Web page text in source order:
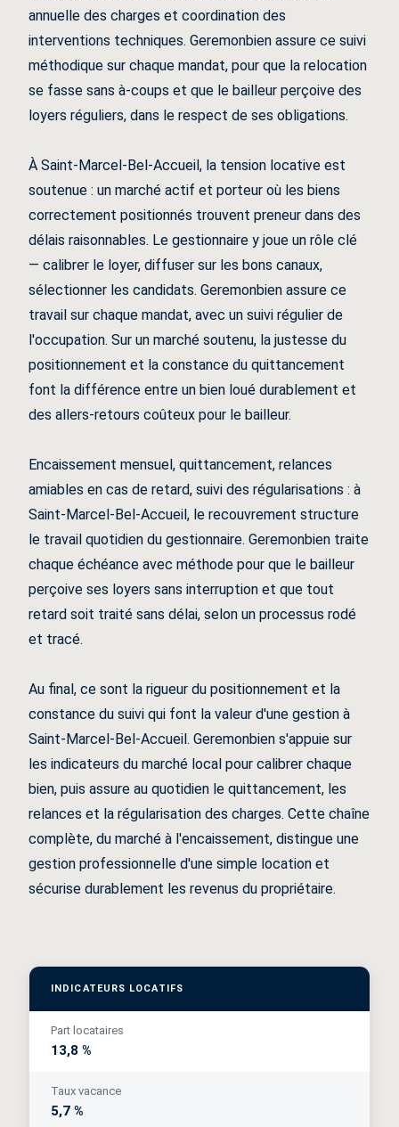
annuelle des charges et coordination des
interventions techniques. Geremonbien assure ce suivi
méthodique sur chaque mandat, pour que la relocation
se fasse sans à-coups et que le bailleur perçoive des
loyers réguliers, dans le respect de ses obligations.
À Saint-Marcel-Bel-Accueil, la tension locative est
soutenue : un marché actif et porteur où les biens
correctement positionnés trouvent preneur dans des
délais raisonnables. Le gestionnaire y joue un rôle clé
— calibrer le loyer, diffuser sur les bons canaux,
sélectionner les candidats. Geremonbien assure ce
travail sur chaque mandat, avec un suivi régulier de
l'occupation. Sur un marché soutenu, la justesse du
positionnement et la constance du quittancement
font la différence entre un bien loué durablement et
des allers-retours coûteux pour le bailleur.
Encaissement mensuel, quittancement, relances
amiables en cas de retard, suivi des régularisations : à
Saint-Marcel-Bel-Accueil, le recouvrement structure
le travail quotidien du gestionnaire. Geremonbien traite
chaque échéance avec méthode pour que le bailleur
perçoive ses loyers sans interruption et que tout
retard soit traité sans délai, selon un processus rodé
et tracé.
Au final, ce sont la rigueur du positionnement et la
constance du suivi qui font la valeur d'une gestion à
Saint-Marcel-Bel-Accueil. Geremonbien s'appuie sur
les indicateurs du marché local pour calibrer chaque
bien, puis assure au quotidien le quittancement, les
relances et la régularisation des charges. Cette chaîne
complète, du marché à l'encaissement, distingue une
gestion professionnelle d'une simple location et
sécurise durablement les revenus du propriétaire.
INDICATEURS LOCATIFS
Part locataires
13,8 %
Taux vacance
5,7 %